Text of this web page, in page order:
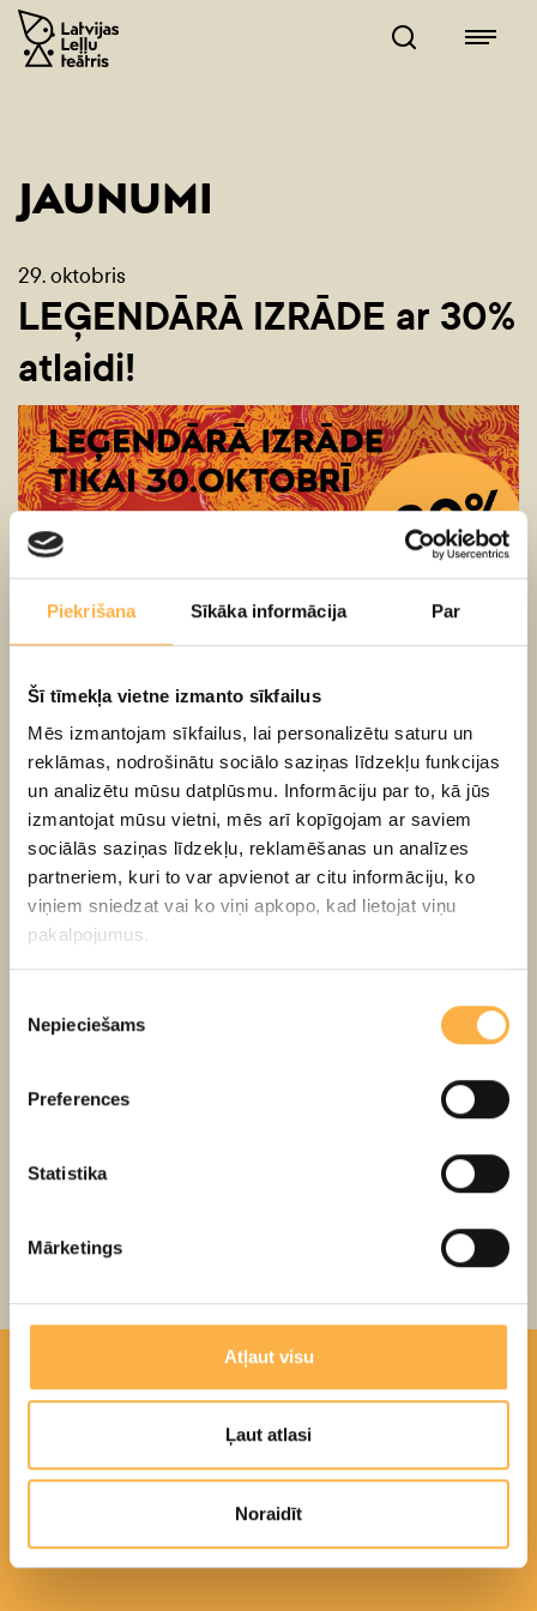
Piekrišana Sīkāka informācija Par
Šī tīmekļa vietne izmanto sīkfailus
Mēs izmantojam sīkfailus, lai personalizētu saturu un
reklāmas, nodrošinātu sociālo saziņas līdzekļu funkcijas
un analizētu mūsu datplūsmu. Informāciju par to, kā jūs
izmantojat mūsu vietni, mēs arī kopīgojam ar saviem
sociālās saziņas līdzekļu, reklamēšanas un analīzes
partneriem, kuri to var apvienot ar citu informāciju, ko
viņiem sniedzat vai ko viņi apkopo, kad lietojat viņu
pakalpojumus.
izvēle
Nepieciešams
Preferences
Statistika
Mārketings
Atļaut visu
Ļaut atlasi
Noraidīt
JAUNUMI
29. oktobris
LEĢENDĀRĀ IZRĀDE ar 30%
atlaidi!
Nebijusi iespēja noskatīties satīrisko iestudējumu
pieaugušajiem par leģendāro režisori Tīnu Hercbergu
un leļļu aktiera profesiju.
TIKAI 30. oktobrī iegādājies biļetes ar 30% atlaidi uz
“Leģendārā izrāde”3. novembrī plkst. 18.30.
Pērkot biļeti, spied uz “Izvēlēties atlaidi”, tālāk izvēlies
TinaIrLegenda
Iepirkumi
Iekšējie datu drošības noteikumi